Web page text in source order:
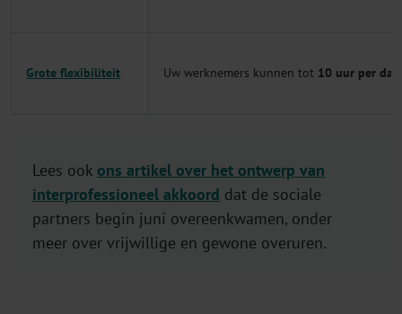
Grote flexibiliteit Uw werknemers kunnen tot 10 uur per dag
Lees ook ons artikel over het ontwerp van
interprofessioneel akkoord dat de sociale
partners begin juni overeenkwamen, onder
meer over vrijwillige en gewone overuren.